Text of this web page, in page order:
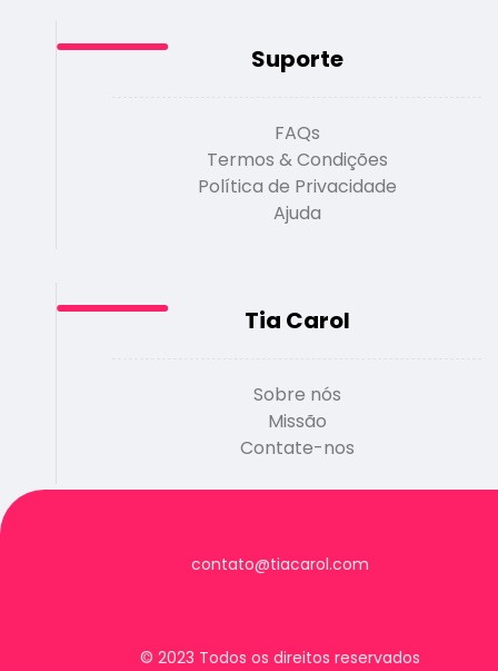
Suporte
FAQs
Termos & Condições
Política de Privacidade
Ajuda
Tia Carol
Sobre nós
Missão
Contate-nos
contato@tiacarol.com
© 2023 Todos os direitos reservados